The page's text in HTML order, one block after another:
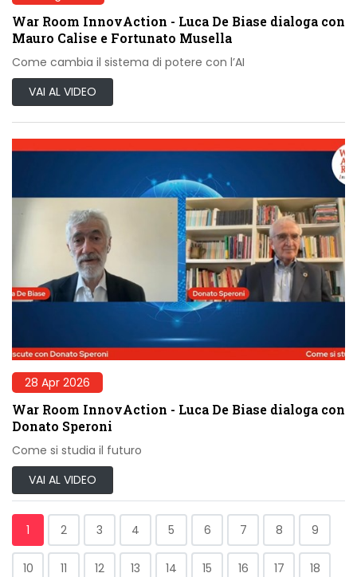
War Room InnovAction - Luca De Biase dialoga con
Mauro Calise e Fortunato Musella
Come cambia il sistema di potere con l’AI
VAI AL VIDEO
28 Apr 2026
War Room InnovAction - Luca De Biase dialoga con
Donato Speroni
Come si studia il futuro
VAI AL VIDEO
1 2 3 4 5 6 7 8 9
10 11 12 13 14 15 16 17 18